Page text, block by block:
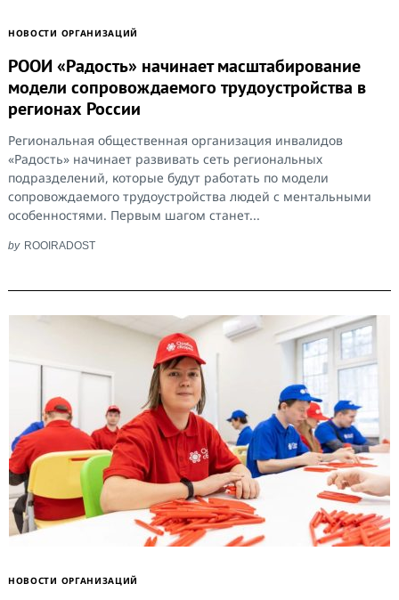
НОВОСТИ ОРГАНИЗАЦИЙ
РООИ «Радость» начинает масштабирование
модели сопровождаемого трудоустройства в
регионах России
Региональная общественная организация инвалидов
«Радость» начинает развивать сеть региональных
подразделений, которые будут работать по модели
сопровождаемого трудоустройства людей с ментальными
особенностями. Первым шагом станет...
by ROOIRADOST
НОВОСТИ ОРГАНИЗАЦИЙ
for: